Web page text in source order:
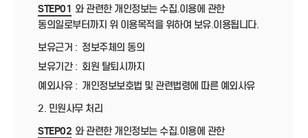
STEP01 와 관련한 개인정보는 수집.이용에 관한
동의일로부터까지 위 이용목적을 위하여 보유.이용됩니다.
보유근거 : 정보주체의 동의
보유기간 : 회원 탈퇴시까지
예외사유 : 개인정보보호법 및 관련법령에 따른 예외사유
2. 민원사무 처리
STEP02 와 관련한 개인정보는 수집.이용에 관한